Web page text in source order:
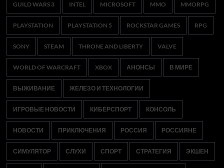
GUILD WARS 3 INTEL MICROSOFT MMO MMORPG
PLAYSTATION PLAYSTATION 5 ROCKSTAR GAMES RPG
SONY STEAM THRONE AND LIBERTY VALVE
WORLD OF WARCRAFT XBOX АНОНСЫ В МИРЕ
ВЫЖИВАНИЕ ЖЕЛЕЗО И ТЕХНОЛОГИИ
ИГРОВЫЕ НОВОСТИ КИБЕРСПОРТ КОНСОЛЬ
НОВОСТИ ПРИКЛЮЧЕНИЯ РОССИЯ РОССИЯНЕ
СИМУЛЯТОР СЛУХИ СПОРТ СТРАТЕГИЯ ЭКШЕН